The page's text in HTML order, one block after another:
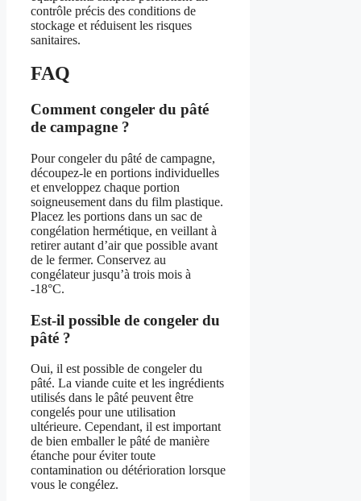
contrôle précis des conditions de
stockage et réduisent les risques
sanitaires.
FAQ
Comment congeler du pâté
de campagne ?
Pour congeler du pâté de campagne,
découpez-le en portions individuelles
et enveloppez chaque portion
soigneusement dans du film plastique.
Placez les portions dans un sac de
congélation hermétique, en veillant à
retirer autant d’air que possible avant
de le fermer. Conservez au
congélateur jusqu’à trois mois à
-18°C.
Est-il possible de congeler du
pâté ?
Oui, il est possible de congeler du
pâté. La viande cuite et les ingrédients
utilisés dans le pâté peuvent être
congelés pour une utilisation
ultérieure. Cependant, il est important
de bien emballer le pâté de manière
étanche pour éviter toute
contamination ou détérioration lorsque
vous le congélez.